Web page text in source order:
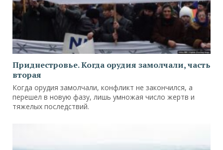
Приднестровье. Когда орудия замолчали, часть
вторая
Когда орудия замолчали, конфликт не закончился, а
перешел в новую фазу, лишь умножая число жертв и
тяжелых последствий.